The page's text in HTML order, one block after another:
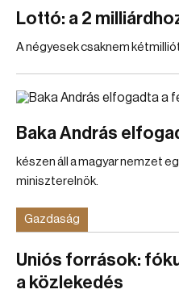
Lottó: a 2
A négyesek csaknem
Baka András
készen áll a magyar nemzet
miniszterelnök.
Gazdaság
Uniós források:
a közlekedés